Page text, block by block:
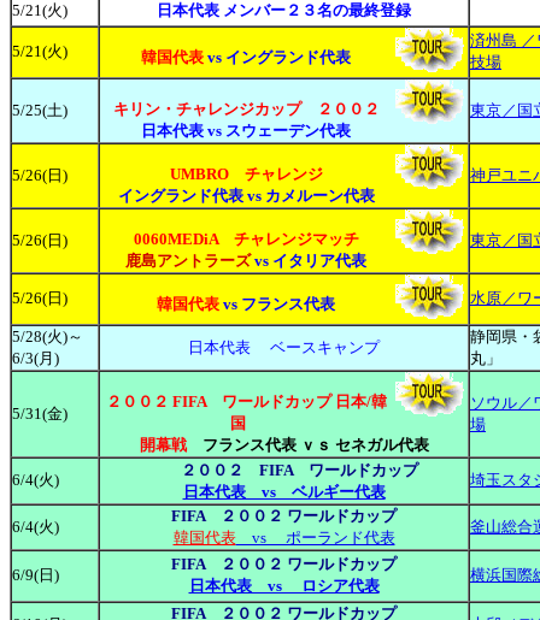
5/21(火) 日本代表 メンバー２３名の最終登録
5/21(火) 韓国代表 vs イングランド代表
済州島
技場
5/25(土)
キリン・チャレンジカップ ２００２
日本代表 vs スウェーデン代表
東京／国
5/26(日)
UMBRO チャレンジ
イングランド代表vs カメルーン代表
神戸ユニ
5/26(日)
0060MEDiA チャレンジマッチ
鹿島アントラーズvs イタリア代表
東京／国
5/26(日) 韓国代表 vs フランス代表 水原／ワ
5/28(火)～
6/3(月)
日本代表 ベースキャンプ
静岡県・
丸」
5/31(金)
２００２ FIFA ワールドカップ 日本/韓
国
開幕戦 フランス代表 ｖｓ セネガル代表
ソウル／
場
6/4(火)
２００２ FIFA ワールドカップ
日本代表 vs ベルギー代表
埼玉スタ
6/4(火)
FIFA ２００２ ワールドカップ
韓国代表vs ポーランド代表
釜山総合
6/9(日)
FIFA ２００２ ワールドカップ
日本代表 vs ロシア代表
横浜国際
FIFA ２００２ ワールドカップ